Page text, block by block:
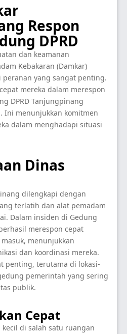
Respon
DPRD
dan keamanan
Kebakaran (Damkar)
yang sangat penting.
mereka dalam merespon
DPRD Tanjungpinang
Ini menunjukkan komitmen
dalam menghadapi situasi
Dinas
dilengkapi dengan
terlatih dan alat pemadam
Dalam insiden di Gedung
merespon cepat
menunjukkan
dan koordinasi mereka.
penting, terutama di lokasi-
pemerintah yang sering
publik.
Cepat
di salah satu ruangan